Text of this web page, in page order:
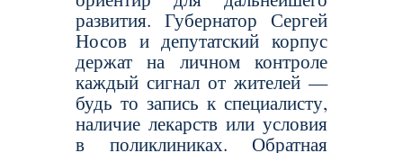
развития. Губернатор Сергей
Носов и депутатский корпус
держат на личном контроле
каждый сигнал от жителей —
будь то запись к специалисту,
наличие лекарств или условия
в поликлиниках. Обратная